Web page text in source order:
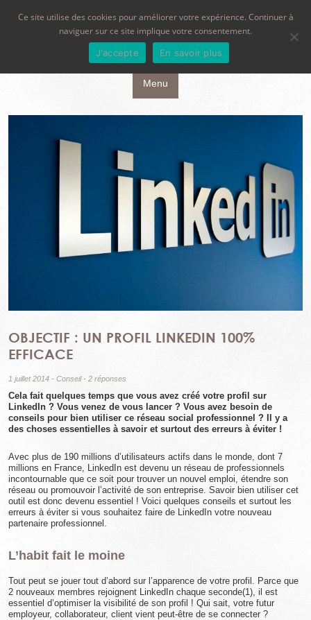
Menu
Aller au contenu principal
OBJECTIF : UN PROFIL LINKEDIN 100%
EFFICACE
1 juillet 2014 - Conseil- 2 réponses
Cela fait quelques temps que vous avez créé votre profil sur
LinkedIn ? Vous venez de vous lancer ? Vous avez besoin de
conseils pour bien utiliser ce réseau social professionnel ? Il y a
des choses essentielles à savoir et surtout des erreurs à éviter !
Avec plus de 190 millions d’utilisateurs actifs dans le monde, dont 7
millions en France, LinkedIn est devenu un réseau de professionnels
incontournable que ce soit pour trouver un nouvel emploi, étendre son
réseau ou promouvoir l’activité de son entreprise. Savoir bien utiliser cet
outil est donc devenu essentiel ! Voici quelques conseils et surtout les
erreurs à éviter si vous souhaitez faire de LinkedIn votre nouveau
partenaire professionnel.
L’habit fait le moine
Tout peut se jouer tout d’abord sur l’apparence de votre profil. Parce que
2 nouveaux membres rejoignent LinkedIn chaque seconde(1), il est
essentiel d’optimiser la visibilité de son profil ! Qui sait, votre futur
employeur, collaborateur, client vient peut-être de se connecter ?
Ce site utilise des cookies pour améliorer votre expérience. Continuer à
naviguer sur ce site implique votre consentement.
J'accepte En savoir plus